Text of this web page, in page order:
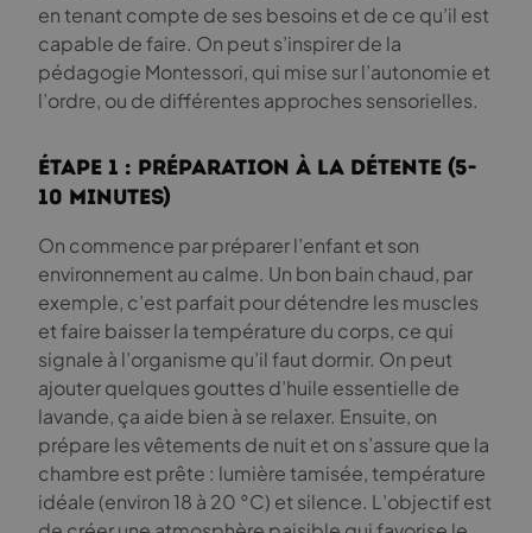
en tenant compte de ses besoins et de ce qu’il est
capable de faire. On peut s’inspirer de la
pédagogie Montessori, qui mise sur l’autonomie et
l’ordre, ou de différentes approches sensorielles.
Étape 1 : Préparation à la détente (5-
10 minutes)
On commence par préparer l’enfant et son
environnement au calme. Un bon bain chaud, par
exemple, c’est parfait pour détendre les muscles
et faire baisser la température du corps, ce qui
signale à l’organisme qu’il faut dormir. On peut
ajouter quelques gouttes d’huile essentielle de
lavande, ça aide bien à se relaxer. Ensuite, on
prépare les vêtements de nuit et on s’assure que la
chambre est prête : lumière tamisée, température
idéale (environ 18 à 20 °C) et silence. L’objectif est